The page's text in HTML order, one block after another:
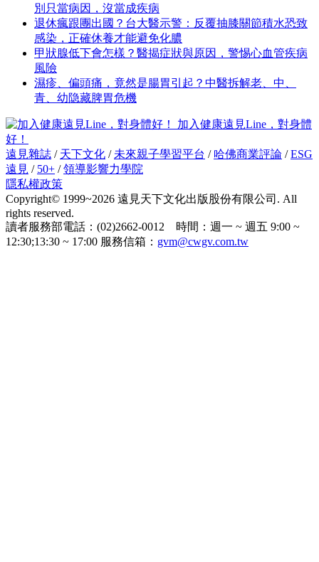
別只當病因，沒當成疾病
退休瘋跟團出國？台大醫示警：反覆抽膝關節積水恐致
感染，正確休養才能避免化膿
甲狀腺低下會怎樣？醫揭症狀與原因，警惕心血管疾病
風險
濕疹、偏頭痛，竟然是腸胃引起？中醫拆解老、中、
青、幼隐藏脾胃危機
加入健康遠見Line，對身體
好！
遠見雜誌 / 天下文化 / 未來親子學習平台 / 哈佛商業評論 /ESG
遠見 / 50+ /領導影響力學院
隱私權政策
Copyright© 1999~2026 遠見天下文化出版股份有限公司. All
rights reserved.
讀者服務部電話：(02)2662-0012 時間：週一 ~ 週五 9:00 ~
12:30;13:30 ~ 17:00 服務信箱： gvm@cwgv.com.tw